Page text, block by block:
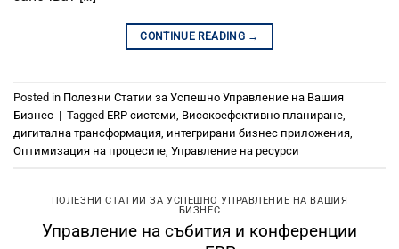
CONTINUE READING →
Posted in Полезни Статии за Успешно Управление на Вашия
Бизнес | Tagged ERP системи Високоефективно планиране
дигитална трансформация интегрирани бизнес приложения
Оптимизация на процесите Управление на ресурси
ПОЛЕЗНИ СТАТИИ ЗА УСПЕШНО УПРАВЛЕНИЕ НА ВАШИЯ
БИЗНЕС
Управление на събития и конференции